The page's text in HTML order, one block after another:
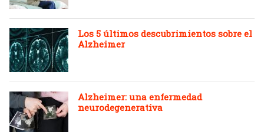
Los 5 últimos descubrimientos sobre el
Alzheimer
Alzheimer: una enfermedad
neurodegenerativa